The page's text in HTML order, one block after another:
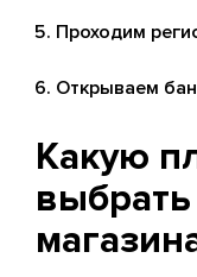
Проходим
Открываем
Какую